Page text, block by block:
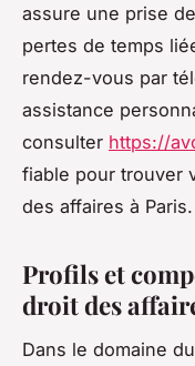
assure une prise
pertes de temps
rendez-vous par
assistance
consulter https://
fiable pour trouver
des affaires à Paris.
Profils et
droit des
Dans le domaine